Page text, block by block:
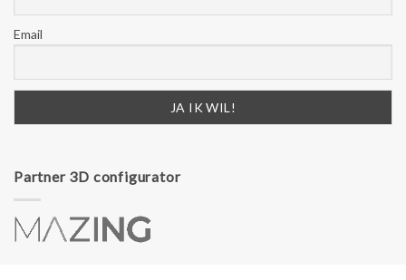
Email
Partner 3D configurator